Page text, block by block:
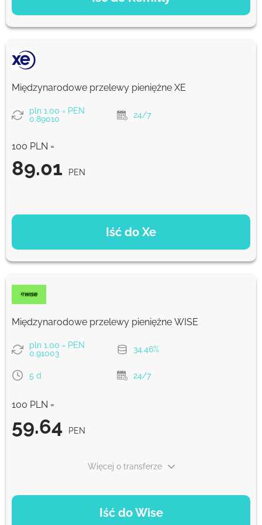
90.22 PEN 5 d
90.22 PEN
Prowizja Strumok, zawsze 0%
Międzynarodowe przelewy pieniężne XE
pln 1.00 = PEN
0.89010
24/7
100 PLN =
89.01 PEN
Iść do Xe
OPCJE PŁATNOŚCI
89.01 PEN NaN d
Prowizja Strumok, zawsze 0%
Międzynarodowe przelewy pieniężne WISE
pln 1.00 = PEN
0.91003
34.46%
5 d 24/7
100 PLN =
59.64 PEN
Iść do Wise
Więcej o transferze
OPCJE PŁATNOŚCI